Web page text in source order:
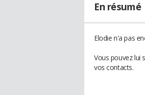
En résumé
Elodie n'a pas
Vous pouvez lui
vos contacts.